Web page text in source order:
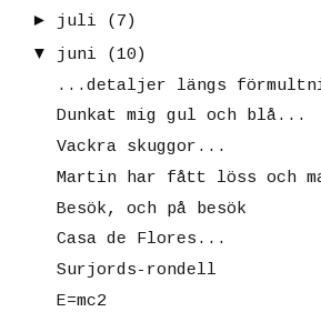
► juli
(7)
▼
juni
(10)
...detaljer längs
Dunkat mig gul och blå...
Vackra skuggor...
Martin har fått löss och
Besök, och på besök
Casa de Flores...
Surjords-rondell
E=mc2